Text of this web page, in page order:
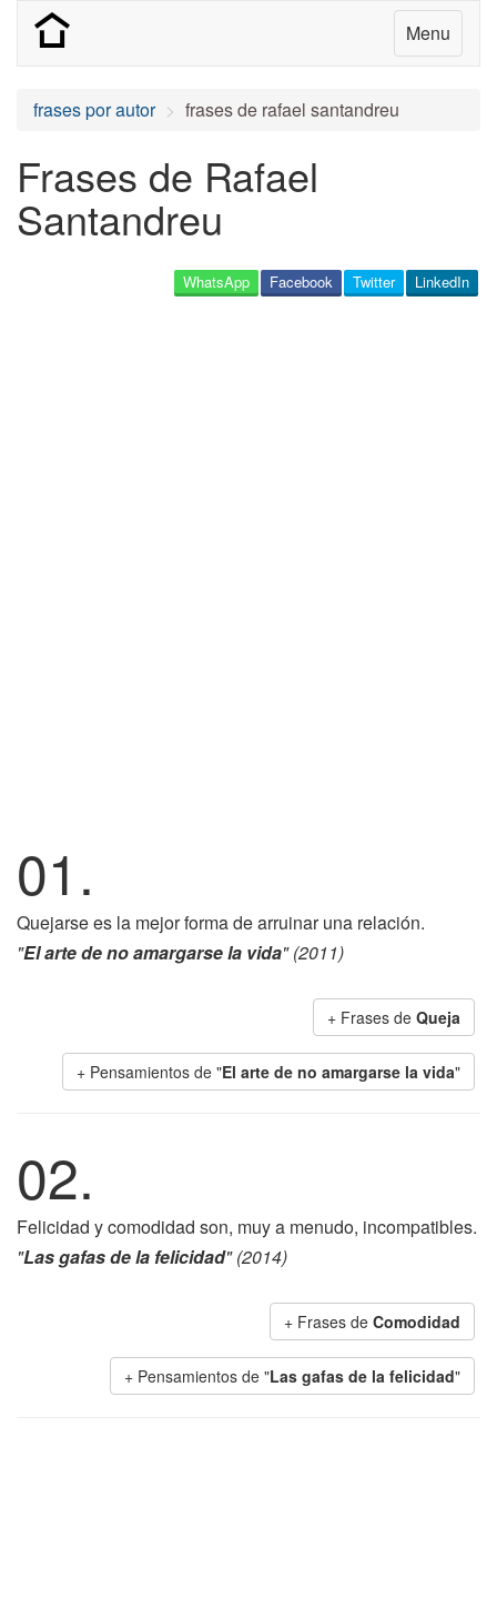
Menu
frases por autor frases de rafael santandreu
Frases de Rafael
Santandreu
LinkedIn
Twitter
Facebook
WhatsApp
01.
Quejarse es la mejor forma de arruinar una relación.
"El arte de no amargarse la vida" (2011)
+ Frases de Queja
+ Pensamientos de "El arte de no amargarse la vida"
02.
Felicidad y comodidad son, muy a menudo, incompatibles.
"Las gafas de la felicidad" (2014)
+ Frases de Comodidad
+ Pensamientos de "Las gafas de la felicidad"